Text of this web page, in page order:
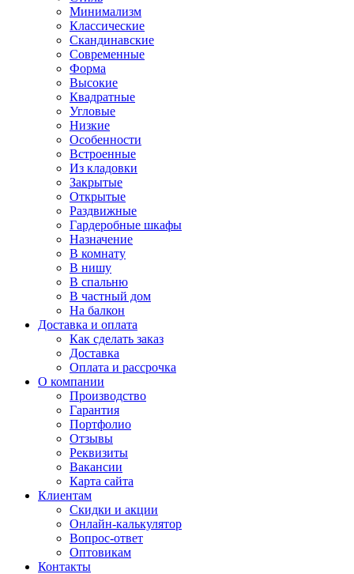
Минимализм
Классические
Скандинавские
Современные
Форма
Высокие
Квадратные
Угловые
Низкие
Особенности
Встроенные
Из кладовки
Закрытые
Открытые
Раздвижные
Гардеробные шкафы
Назначение
В комнату
В нишу
В спальню
В частный дом
На балкон
Доставка и оплата
Как сделать заказ
Доставка
Оплата и рассрочка
О компании
Производство
Гарантия
Портфолио
Отзывы
Реквизиты
Вакансии
Карта сайта
Клиентам
Скидки и акции
Онлайн-калькулятор
Вопрос-ответ
Оптовикам
Контакты